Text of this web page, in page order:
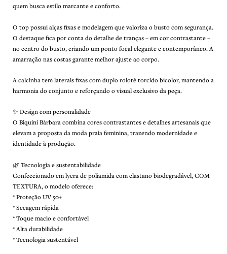
quem busca estilo marcante e conforto.
O top possui alças fixas e modelagem que valoriza o busto com segurança.
O destaque fica por conta do detalhe de tranças – em cor contrastante –
no centro do busto, criando um ponto focal elegante e contemporâneo. A
amarração nas costas garante melhor ajuste ao corpo.
A calcinha tem laterais fixas com duplo rolotê torcido bicolor, mantendo a
harmonia do conjunto e reforçando o visual exclusivo da peça.
✨ Design com personalidade
O Biquíni Bárbara combina cores contrastantes e detalhes artesanais que
elevam a proposta da moda praia feminina, trazendo modernidade e
identidade à produção.
🌿 Tecnologia e sustentabilidade
Confeccionado em lycra de poliamida com elastano biodegradável, COM
TEXTURA, o modelo oferece:
* Proteção UV 50+
* Secagem rápida
* Toque macio e confortável
* Alta durabilidade
* Tecnologia sustentável